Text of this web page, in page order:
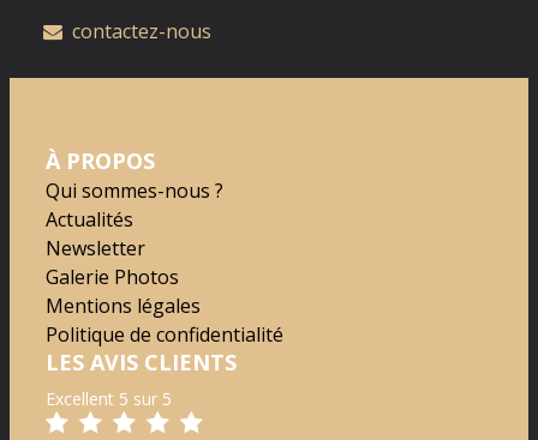
contactez-nous
À PROPOS
Qui sommes-nous ?
Actualités
Newsletter
Galerie Photos
Mentions légales
Politique de confidentialité
LES AVIS CLIENTS
Excellent 5 sur 5